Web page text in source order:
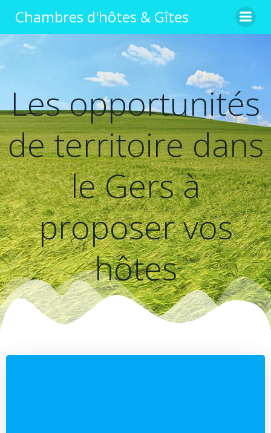
Chambres d'hôtes & Gîtes
Les opportunités
de territoire dans
le Gers à
proposer vos
hôtes